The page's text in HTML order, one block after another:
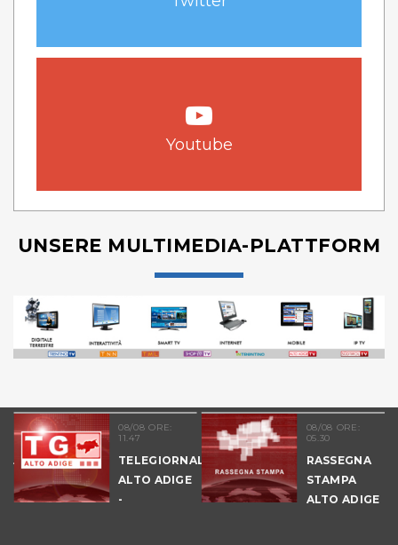
Youtube
UNSERE MULTIMEDIA-PLATTFORM
08/08 ORE:
11.47
TELEGIORNALE
ALTO ADIGE
-
08/08 ORE:
05.30
RASSEGNA
STAMPA
ALTO ADIGE